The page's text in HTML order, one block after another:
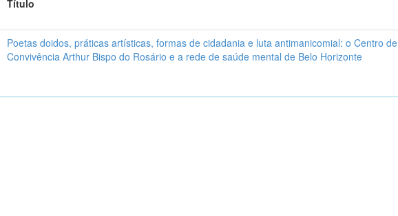
Título
Poetas doidos, práticas artísticas, formas de cidadania e luta antimanicomial: o Centro de
Convivência Arthur Bispo do Rosário e a rede de saúde mental de Belo Horizonte